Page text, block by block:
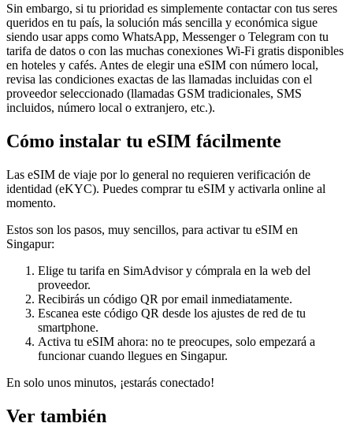
Sin embargo, si tu prioridad es simplemente contactar con tus seres
queridos en tu país, la solución más sencilla y económica sigue
siendo usar apps como WhatsApp, Messenger o Telegram con tu
tarifa de datos o con las muchas conexiones Wi‑Fi gratis disponibles
en hoteles y cafés. Antes de elegir una eSIM con número local,
revisa las condiciones exactas de las llamadas incluidas con el
proveedor seleccionado (llamadas GSM tradicionales, SMS
incluidos, número local o extranjero, etc.).
Cómo instalar tu eSIM fácilmente
Las eSIM de viaje por lo general no requieren verificación de
identidad (eKYC). Puedes comprar tu eSIM y activarla online al
momento.
Estos son los pasos, muy sencillos, para activar tu eSIM en
Singapur:
Elige tu tarifa en SimAdvisor y cómprala en la web del
proveedor.
Recibirás un código QR por email inmediatamente.
Escanea este código QR desde los ajustes de red de tu
smartphone.
Activa tu eSIM ahora: no te preocupes, solo empezará a
funcionar cuando llegues en Singapur.
En solo unos minutos, ¡estarás conectado!
Ver también